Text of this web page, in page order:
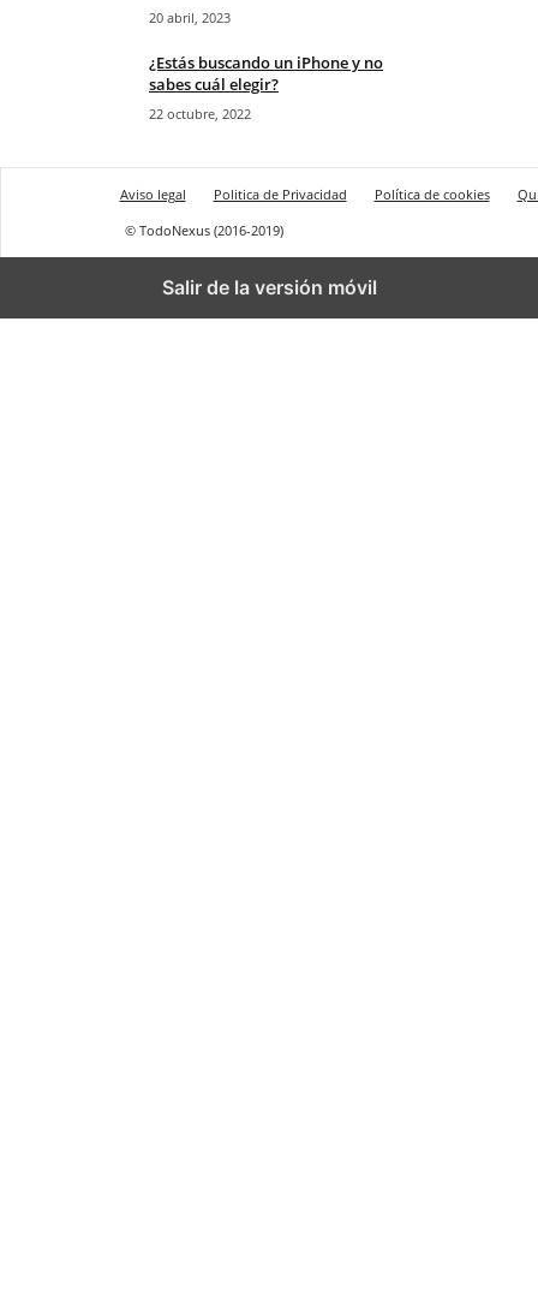
20 abril, 2023
¿Estás buscando un iPhone y no
sabes cuál elegir?
22 octubre, 2022
Aviso legal Politica de Privacidad Política de cookies
© TodoNexus (2016-2019)
Salir de la versión móvil